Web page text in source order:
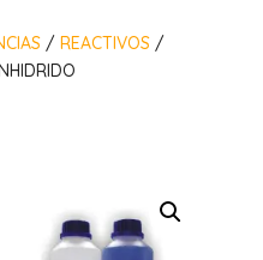
/ REACTIVOS/